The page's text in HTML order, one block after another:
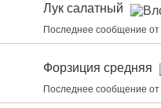
Лук салатный
Последнее сообщение от
Форзиция средняя
Последнее сообщение от